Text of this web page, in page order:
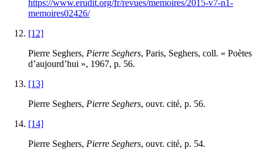
https://www.erudit.org/fr/revues/memoires/2015-v7-n1-
memoires02426/
[12]
Pierre Seghers, Pierre Seghers, Paris, Seghers, coll. « Poètes
d’aujourd’hui », 1967, p. 56.
[13]
Pierre Seghers, Pierre Seghers, ouvr. cité, p. 56.
[14]
Pierre Seghers, Pierre Seghers, ouvr. cité, p. 54.